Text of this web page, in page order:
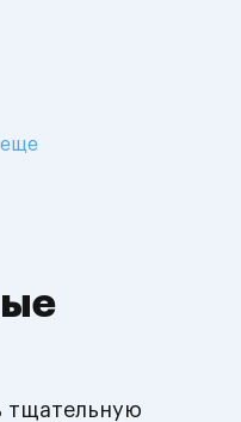
еще
тщательную